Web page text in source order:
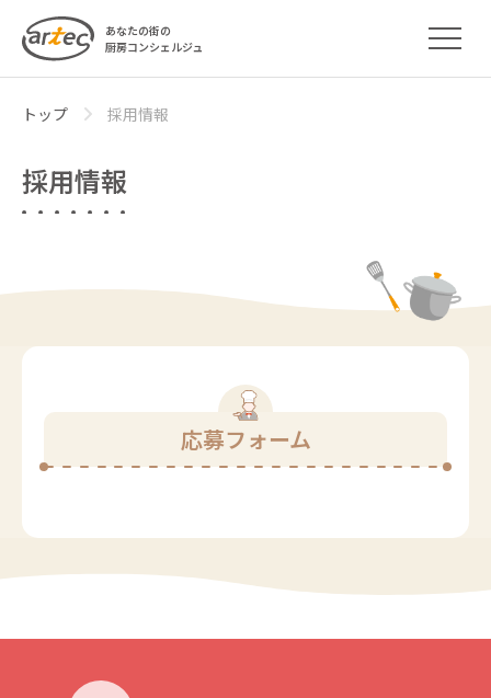
あなたの街の
厨房コンシェルジュ
トップ 採用情報
採用情報
応募フォーム